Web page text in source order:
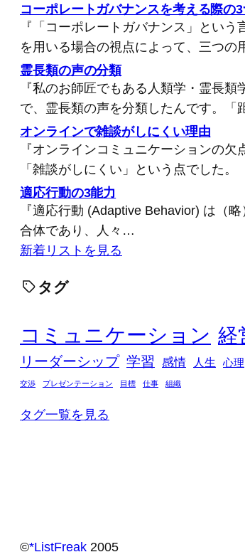
コーポレートガバナンスを考える際の
『「コーポレートガバナンス」とい
を用いる場合の視点によって、三つの
霊長類の声の分類
『私のお師匠でもある人類学・霊長
で、霊長類の声を分類したんです。「
オンラインで雑談がしにくい理由
『オンラインコミュニケーションの
「雑談がしにくい」という点でした
適応行動の3能力
『適応行動 (Adaptive Behavior) は（
合体であり、人々…
新着リストを見る
タグ
コミュニケーション 経
リーダーシップ 学習 感情 人生 心理
交渉 プレゼンテーション 目標 仕事 組織
タグ一覧を見る
©️*ListFreak 2005